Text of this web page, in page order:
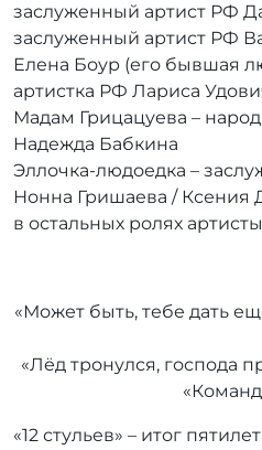
заслуженный артист РФ
заслуженный артист РФ
Елена Боур (его бывшая
артистка РФ Лариса
Мадам Грицацуева –
Надежда Бабкина
Эллочка-людоедка –
Нонна Гришаева / Ксения
в остальных ролях
«Может быть, тебе дать
«Лёд тронулся, господа
«12 стульев» – итог